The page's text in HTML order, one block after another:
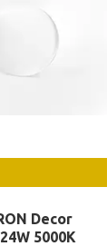
Decor
5000K